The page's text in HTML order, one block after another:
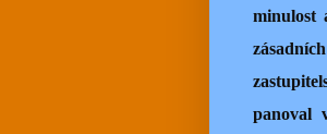
minulost
panoval